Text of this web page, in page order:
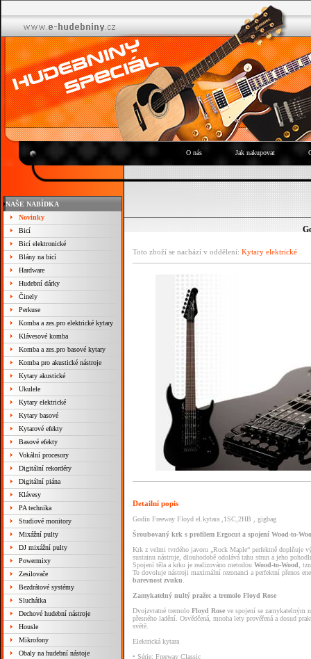
O nás Jak nakupovat
NAŠE NABÍDKA
Novinky
Bicí
Bicí elektronické
Blány na bicí
Hardware
Hudební dárky
Činely
Perkuse
Komba a zes.pro elektrické kytary
Klávesové komba
Komba a zes.pro basové kytary
Komba pro akustické nástroje
Kytary akustické
Ukulele
Kytary elektrické
Kytary basové
Kytarové efekty
Basové efekty
Vokální procesory
Digitální rekordéry
Digitální piána
Klávesy
PA technika
Studiové monitory
Mixážní pulty
DJ mixážní pulty
Powermixy
Zesilovače
Bezdrátové systémy
Sluchátka
Dechové hudební nástroje
Housle
Mikrofony
Obaly na hudební nástoje
Toto zboží se nachází v oddělení: Kytary elektrické
Detailní popis
Godin Freeway Floyd el.kytara ,1SC,2HB , gigbag
Šroubovaný krk s profilem Ergocut a spojení Wood-to-
Krk z velmi tvrdého javoru „Rock Maple“ perfektně doplňuje
sustainu nástroje, dlouhodobě odolává tahu strun a jeho
Spojení těla a krku je realizováno metodou Wood-to-Wood
To dovoluje nástroji maximální rezonanci a perfektní přenos
barevnost zvuku
Zamykatelný nultý pražec a tremolo Floyd Rose
Dvojzvratné tremolo Floyd Rose ve spojení se zamykatelným
přesného ladění. Osvědčená, mnoha lety prověřená a dosud
světě.
Elektrická kytara
• Série: Freeway Classic